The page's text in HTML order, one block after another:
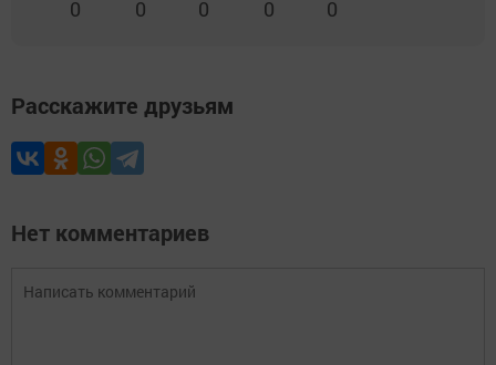
0 0 0 0 0
Расскажите друзьям
Нет комментариев